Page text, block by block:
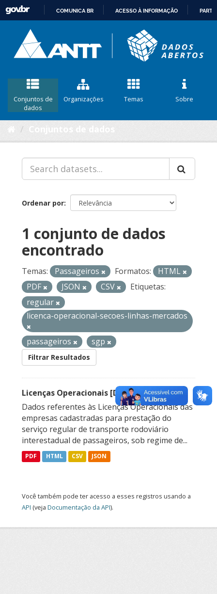
CONTEÚDO
COMUNICA BR ACESSO À INFORMAÇÃO
Conjuntos de
dados
Organizações Temas Sobre
Ordenar por
1 conjunto de dados
encontrado
Temas: Passageiros Formatos:
HTML
PDF
JSON CSV
Etiquetas:
regular
licenca-operacional-secoes-linhas-mercados
passageiros sgp
Filtrar Resultados
Licenças Operacionais [Descontinuado]
Dados referentes às Licenças Operacionais das
empresas cadastradas para prestação do
serviço regular de transporte rodoviário
interestadual de passageiros, sob regime de...
PDF HTML CSV JSON
Você também pode ter acesso a esses registros usando a
API (veja Documentação da API).